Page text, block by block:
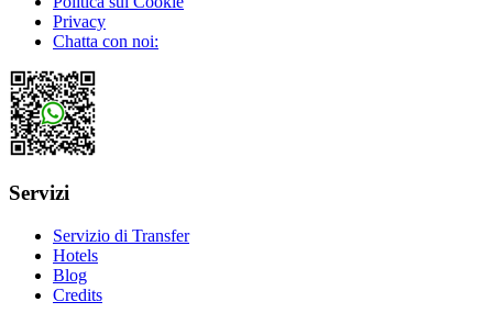
Privacy
Chatta con noi:
Servizi
Servizio di Transfer
Hotels
Blog
Credits